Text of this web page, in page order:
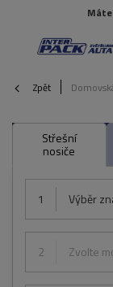
Zpět
Střešní
nosiče
1 Výběr
2 Zvolte